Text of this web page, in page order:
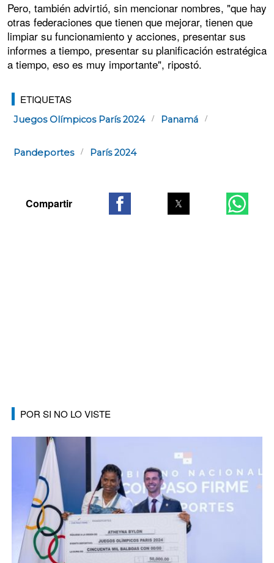
Pero, también advirtió, sin mencionar nombres, "que hay
otras federaciones que tienen que mejorar, tienen que
limpiar su funcionamiento y acciones, presentar sus
informes a tiempo, presentar su planificación estratégica
a tiempo, eso es muy importante", ripostó.
ETIQUETAS
Juegos Olímpicos París 2024 Panamá
Pandeportes París 2024
POR SI NO LO VISTE